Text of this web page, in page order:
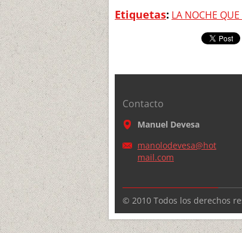
Etiquetas: LA NOCHE
Contacto
Manuel Devesa
manolodevesa@hot
mail.com
© 2010 Todos los derechos